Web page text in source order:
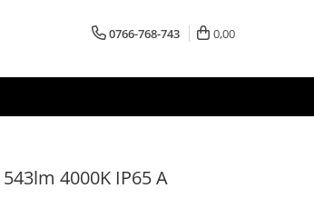
0766-768-743 0,00
4000K IP65 A